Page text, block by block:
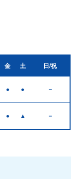
金 土 日/祝
● ● －
● ▲ －